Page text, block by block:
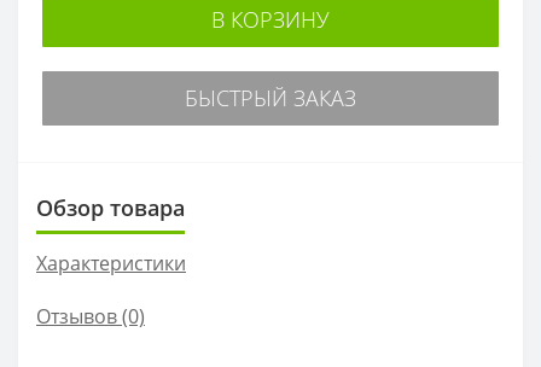
В КОРЗИНУ
БЫСТРЫЙ ЗАКАЗ
Обзор товара
Характеристики
Отзывов (0)